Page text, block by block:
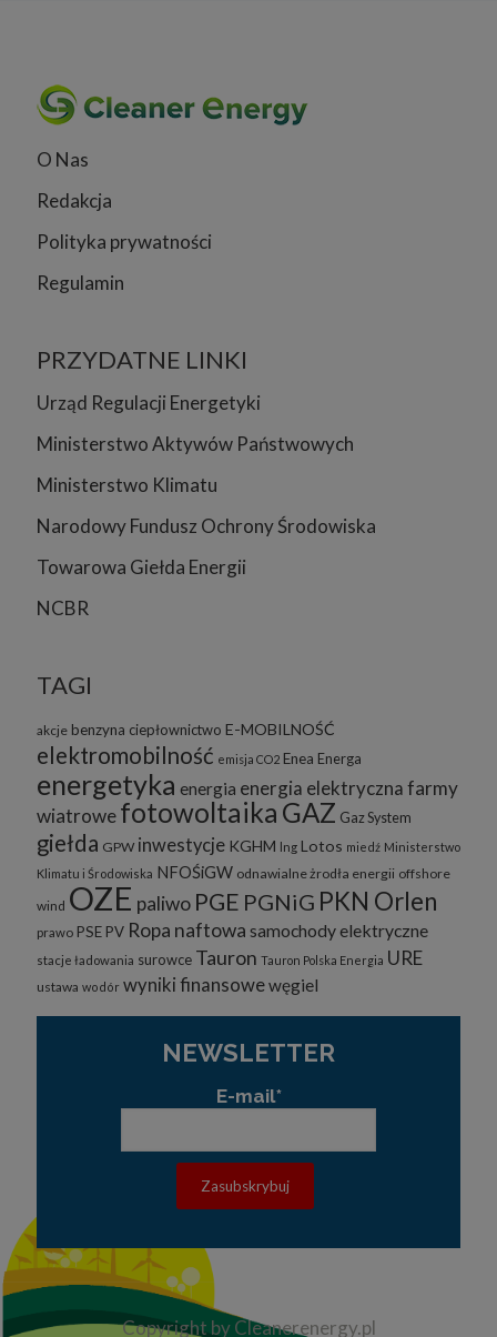
O Nas
Redakcja
Polityka prywatności
Regulamin
PRZYDATNE LINKI
Urząd Regulacji Energetyki
Ministerstwo Aktywów Państwowych
Ministerstwo Klimatu
Narodowy Fundusz Ochrony Środowiska
Towarowa Giełda Energii
NCBR
TAGI
akcje benzyna ciepłownictwo E-MOBILNOŚĆ
elektromobilność emisja CO2 Enea Energa
energetyka energia energia elektrycznafarmy
wiatrowefotowoltaika GAZ Gaz System
giełda GPW inwestycje KGHM lng Lotos miedź Ministerstwo
Klimatu i Środowiska NFOŚiGW odnawialne żrodła energii offshore
wind OZE paliwo PGE PGNiG PKN Orlen
prawo PSE PV Ropa naftowa samochody elektryczne
stacje ładowania surowce Tauron Tauron Polska Energia URE
ustawa wodór wyniki finansowewęgiel
NEWSLETTER
E-mail*
Copyright by Cleanerenergy.pl